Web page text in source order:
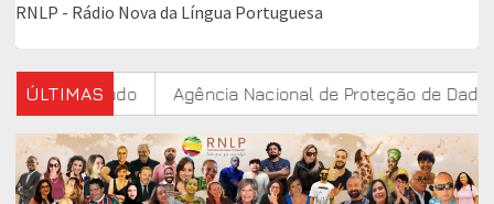
ÚLTIMAS
aponta estudo Agência Nacional de Proteção de